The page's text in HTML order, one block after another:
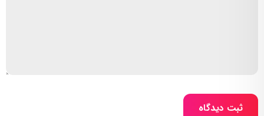
ثبت دیدگاه